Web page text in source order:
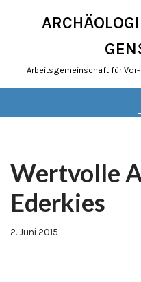
springen
Arbeitsgemeinschaft für Vor-
Wertvolle
Ederkies
2. Juni 2015